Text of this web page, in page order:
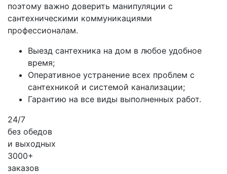
поэтому важно доверить манипуляции с
сантехническими коммуникациями
профессионалам.
Выезд сантехника на дом в любое удобное
время;
Оперативное устранение всех проблем с
сантехникой и системой канализации;
Гарантию на все виды выполненных работ.
24/7
без обедов
и выходных
3000+
заказов